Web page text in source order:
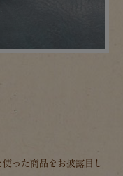
った商品をお披露目し